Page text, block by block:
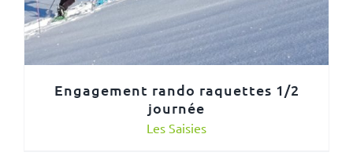
Engagement rando raquettes 1/2
journée
Les Saisies